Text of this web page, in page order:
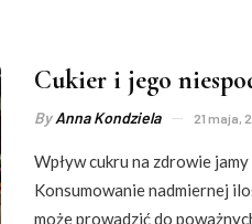
Cukier i jego
ByAnna Kondziela 21 maja,
Wpływ cukru na zdrowie
Konsumowanie nadmiernej
może prowadzić do